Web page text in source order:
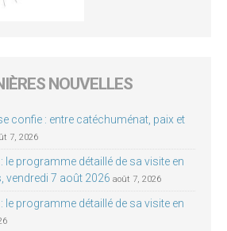
NOUVELLES
confie : entre catéchuménat, paix et
7, 2026
: le programme détaillé de sa visite en
vendredi 7 août 2026 août 7, 2026
: le programme détaillé de sa visite en